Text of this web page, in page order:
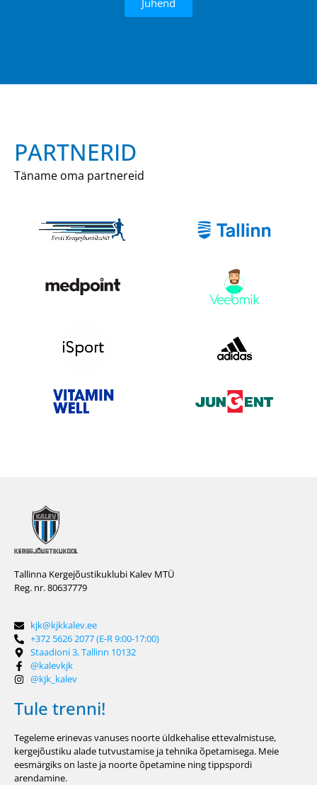
Juhend
PARTNERID
Täname oma partnereid
Tallinna Kergejõustikuklubi Kalev MTÜ
Reg. nr. 80637779
kjk@kjkkalev.ee
+372 5626 2077 (E-R 9:00-17:00)
Staadioni 3, Tallinn 10132
@kalevkjk
@kjk_kalev
Tule trenni!
Tegeleme erinevas vanuses noorte üldkehalise ettevalmistuse,
kergejõustiku alade tutvustamise ja tehnika õpetamisega. Meie
eesmärgiks on laste ja noorte õpetamine ning tippspordi
arendamine.